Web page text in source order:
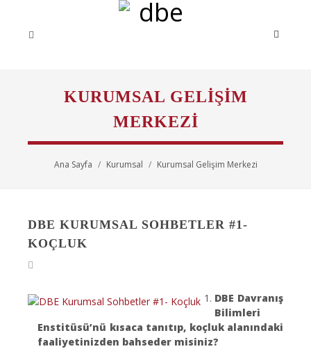
KURUMSAL GELIŞIM
MERKEZI
Ana Sayfa Kurumsal Kurumsal Gelişim Merkezi
DBE KURUMSAL SOHBETLER #1-
KOÇLUK
DBE Davranış
Bilimleri
Enstitüsü’nü kısaca tanıtıp, koçluk alanındaki
faaliyetinizden bahseder misiniz?